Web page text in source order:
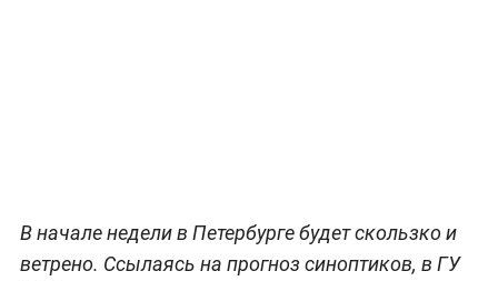
В начале недели в Петербурге будет скользко и
ветрено. Ссылаясь на прогноз синоптиков, в ГУ